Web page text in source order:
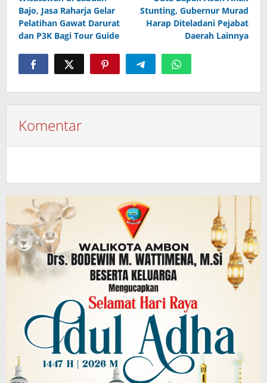
Bajo, Jasa Raharja Gelar
Pelatihan Gawat Darurat
dan P3K Bagi Tour Guide
Stunting, Gubernur Murad
Harap Diteladani Pejabat
Daerah Lainnya
Komentar